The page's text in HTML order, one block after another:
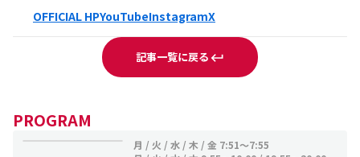
OFFICIAL HPYouTubeInstagramX
記事一覧に戻る
PROGRAM
月 / 火 / 水 / 木 / 金 7:51～7:55